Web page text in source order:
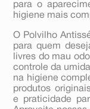
para o
higiene mais
O Polvilho
para quem
livres do mau
controle da
na higiene
produtos
e praticidade